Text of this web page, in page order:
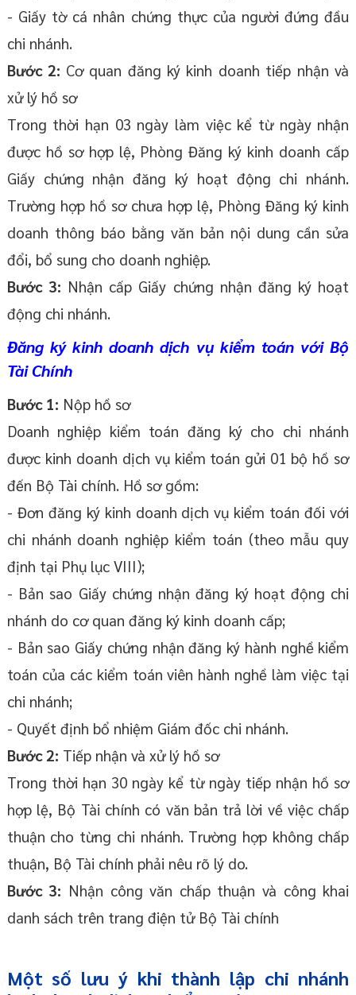
- Giấy tờ cá nhân chứng thực của người đứng đầu
chi nhánh.
Bước 2: Cơ quan đăng ký kinh doanh tiếp nhận và
xử lý hồ sơ
Trong thời hạn 03 ngày làm việc kể từ ngày nhận
được hồ sơ hợp lệ, Phòng Đăng ký kinh doanh cấp
Giấy chứng nhận đăng ký hoạt động chi nhánh.
Trường hợp hồ sơ chưa hợp lệ, Phòng Đăng ký kinh
doanh thông báo bằng văn bản nội dung cần sửa
đổi, bổ sung cho doanh nghiệp.
Bước 3: Nhận cấp Giấy chứng nhận đăng ký hoạt
động chi nhánh.
Đăng ký kinh doanh dịch vụ kiểm toán với Bộ
Tài Chính
Bước 1: Nộp hồ sơ
Doanh nghiệp kiểm toán đăng ký cho chi nhánh
được kinh doanh dịch vụ kiểm toán gửi 01 bộ hồ sơ
đến Bộ Tài chính. Hồ sơ gồm:
- Đơn đăng ký kinh doanh dịch vụ kiểm toán đối với
chi nhánh doanh nghiệp kiểm toán (theo mẫu quy
định tại Phụ lục VIII);
- Bản sao Giấy chứng nhận đăng ký hoạt động chi
nhánh do cơ quan đăng ký kinh doanh cấp;
- Bản sao Giấy chứng nhận đăng ký hành nghề kiểm
toán của các kiểm toán viên hành nghề làm việc tại
chi nhánh;
- Quyết định bổ nhiệm Giám đốc chi nhánh.
Bước 2: Tiếp nhận và xử lý hồ sơ
Trong thời hạn 30 ngày kể từ ngày tiếp nhận hồ sơ
hợp lệ, Bộ Tài chính có văn bản trả lời về việc chấp
thuận cho từng chi nhánh. Trường hợp không chấp
thuận, Bộ Tài chính phải nêu rõ lý do.
Bước 3: Nhận công văn chấp thuận và công khai
danh sách trên trang điện tử Bộ Tài chính
Một số lưu ý khi thành lập chi nhánh